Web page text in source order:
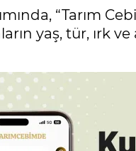
“Tarım
yaş, tür, ırk